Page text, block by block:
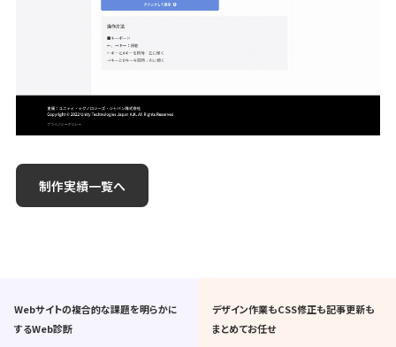
制作実績一覧へ
Webサイトの複合的な課題を明らかに
するWeb診断
デザイン作業もCSS修正も記事更新も
まとめてお任せ